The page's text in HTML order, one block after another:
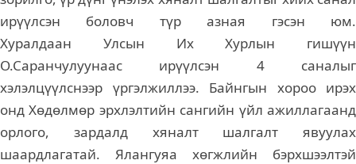
ирүүлсэн боловч түр азная гэсэн юм.
Хуралдаан Улсын Их Хурлын гишүүн
О.Саранчулуунаас ирүүлсэн 4 саналыг
хэлэлцүүлснээр үргэлжиллээ. Байнгын хороо ирэх
онд Хөдөлмөр эрхлэлтийн сангийн үйл ажиллагаанд
орлого, зардалд хяналт шалгалт явуулах
шаардлагатай. Ялангуяа хөгжлийн бэрхшээлтэй